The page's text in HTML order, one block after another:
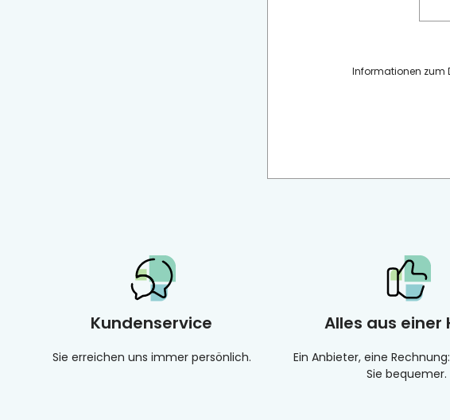
Informationen zum
Kundenservice
Sie erreichen uns immer persönlich.
Alles aus einer
Ein Anbieter, eine
Sie bequemer.